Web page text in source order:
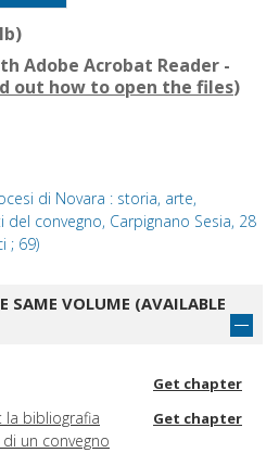
Adobe Acrobat Reader -
out how to open the files)
di Novara : storia, arte,
convegno, Carpignano Sesia, 28
; 69)
SAME VOLUME (AVAILABLE
Get chapter
la bibliografia
un convegno
Get chapter